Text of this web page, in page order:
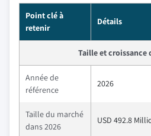
Point clé à
retenir
Détails
Taille et croissance
Année de
référence
2026
Taille du marché
dans 2026
USD 492.8